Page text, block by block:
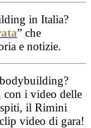
in Italia?
” che
e notizie.
con i video delle
il Rimini
video di gara!